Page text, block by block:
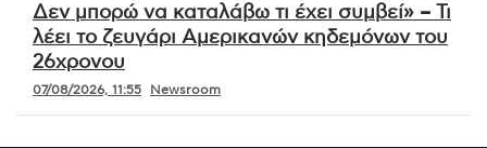
Δεν μπορώ να καταλάβω τι έχει συμβεί» – Τι
λέει το ζευγάρι Αμερικανών κηδεμόνων του
26χρονου
07/08/2026, 11:55 Newsroom